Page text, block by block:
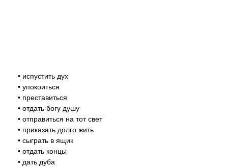
• испустить дух
• упокоиться
• преставиться
• отдать богу душу
• отправиться на тот свет
• приказать долго жить
• сыграть в ящик
• отдать концы
• дать дуба